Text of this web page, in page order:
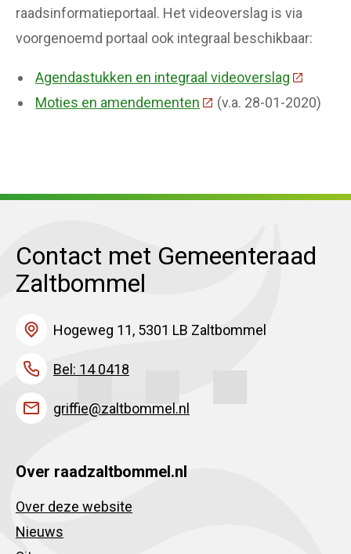
raadsinformatieportaal. Het videoverslag is via
voorgenoemd portaal ook integraal beschikbaar:
Agendastukken en integraal videoverslag (Deze
Moties en amendementen (Deze link gaat naar
(v.a. 28-01-2020)
Contact met Gemeenteraad
Zaltbommel
Hogeweg 11, 5301 LB Zaltbommel
Bel: 14 0418
griffie@zaltbommel.nl
Over raadzaltbommel.nl
Over deze website
Nieuws